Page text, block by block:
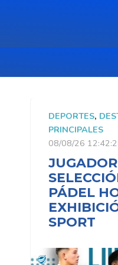
DEPORTES,
PRINCIPALES
08/08/26
PÁDEL
SPORT